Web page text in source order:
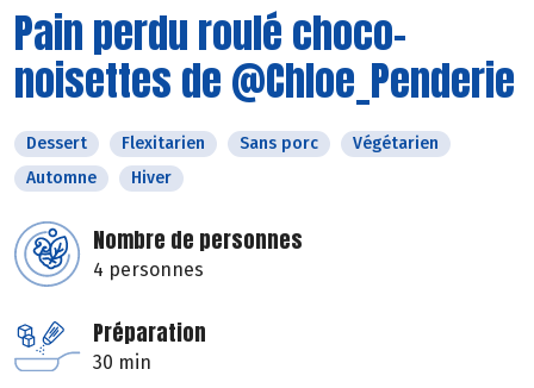
Pain perdu roulé choco-
noisettes de @Chloe_Penderie
Dessert Flexitarien Sans porc
Végétarien
Automne
Hiver
Nombre de personnes
4 personnes
Préparation
30 min